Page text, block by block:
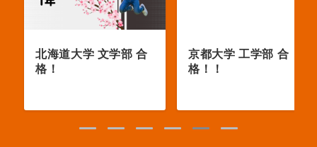
北海道大学 文学部 合
格！
京都大学 工学部 合
格！！